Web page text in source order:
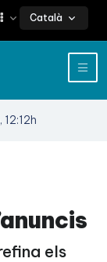
Català
els